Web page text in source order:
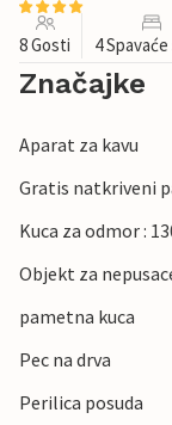
8 Gosti 4
Značajke
Aparat za kavu
Gratis natkriveni
Kuca za odmor :
Objekt za
pametna kuca
Pec na drva
Perilica posuda